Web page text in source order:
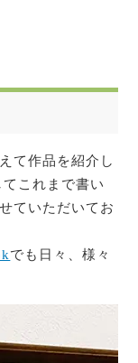
て作品を紹介し
てこれまで書い
ていただいてお
でも日々、様々